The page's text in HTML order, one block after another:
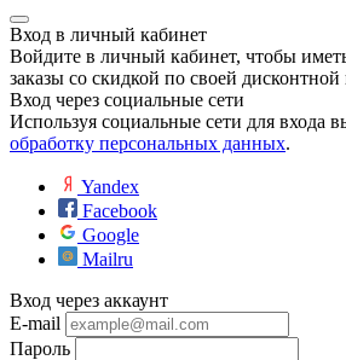
Вход в личный кабинет
Войдите в личный кабинет, чтобы
заказы со скидкой по своей дисконтной
Вход через социальные сети
Используя социальные сети для входа
обработку персональных данных.
Yandex
Facebook
Google
Mailru
Вход через аккаунт
E-mail
Пароль